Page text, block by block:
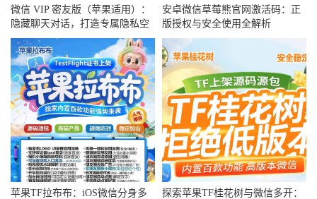
微信 VIP 密友版（苹果适用）：
隐藏聊天对话，打造专属隐私空
间
安卓微信草莓熊官网激活码：正
版授权与安全使用全解析
苹果TF拉布布：iOS微信分身多
探索苹果TF桂花树与微信多开：